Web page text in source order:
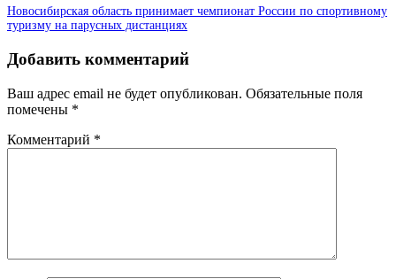
Новосибирская область принимает чемпионат России по спортивному
туризму на парусных дистанциях
Добавить комментарий
Ваш адрес email не будет опубликован. Обязательные поля
помечены *
Комментарий *